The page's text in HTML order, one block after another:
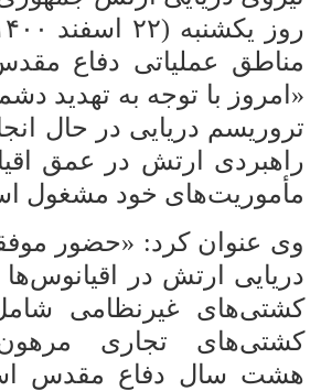
مناطق عملیاتی دفاع
«امروز با توجه به تهدید
تروریسم دریایی در حال
راهبردی ارتش در عمق
مأموریت‌های خود مشغول
وی عنوان کرد: «حضور
دریایی ارتش در
کشتی‌های غیرنظامی
کشتی‌های تجاری
هشت سال دفاع مقدس